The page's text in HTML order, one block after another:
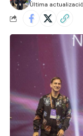
Última